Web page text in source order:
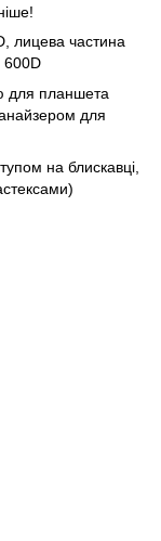
лицева частина
600D
для планшета
для
на блискавці,